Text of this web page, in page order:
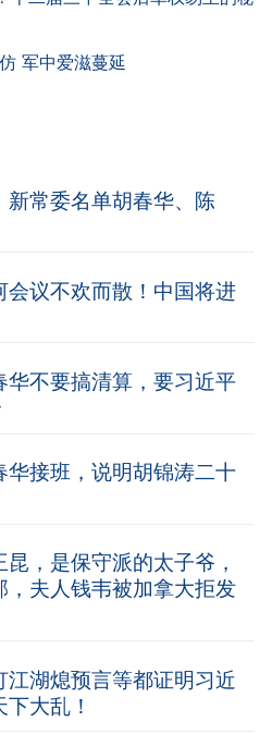
军中爱滋蔓延
常委名单胡春华、陈
议不欢而散！中国将进
不要搞清算，要习近平
接班，说明胡锦涛二十
，是保守派的太子爷，
夫人钱韦被加拿大拒发
湖熄预言等都证明习近
大乱！